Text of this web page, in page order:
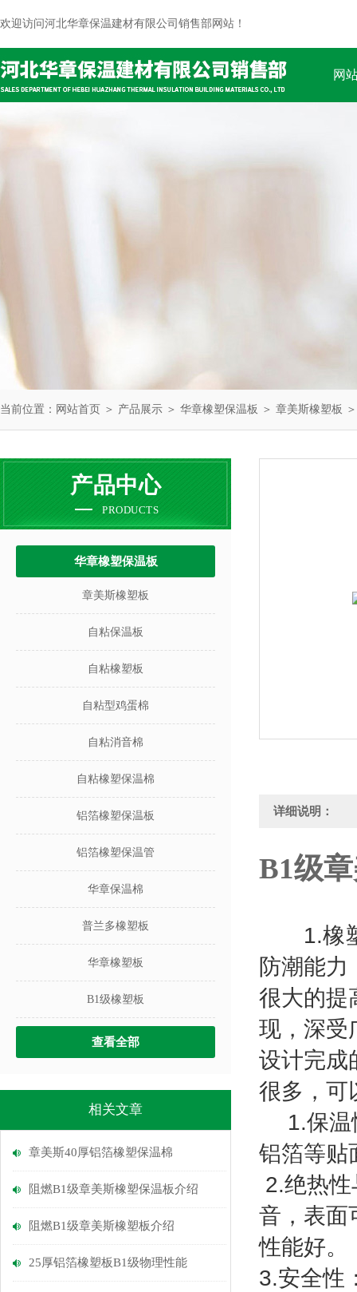
欢迎访问河北华章保温建材有限公司销售部网站！
网
当前位置： 网站首页 ＞ 产品展示 ＞ 华章橡塑保温板 ＞ 章美斯橡塑板
产品中心
PRODUCTS
华章橡塑保温板
章美斯橡塑板
自粘保温板
自粘橡塑板
自粘型鸡蛋棉
自粘消音棉
自粘橡塑保温棉
铝箔橡塑保温板
铝箔橡塑保温管
华章保温棉
普兰多橡塑板
华章橡塑板
B1级橡塑板
查看全部
相关文章
章美斯40厚铝箔橡塑保温棉
阻燃B1级章美斯橡塑保温板介绍
阻燃B1级章美斯橡塑板介绍
25厚铝箔橡塑板B1级物理性能
详细说明：
B1级
1.橡
防潮能力
很大的
现，深受
设计完成
很多，可
1.保温
铝箔等贴
2.绝热
音，表面
性能好。
3.安全性